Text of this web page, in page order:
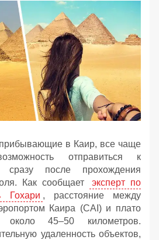
в Каир, все чаще
отправиться к
после прохождения
Как сообщает
эксперт по
Гохари , расстояние между
Каира (CAI) и плато
около 45–50 километров.
удаленность объектов,